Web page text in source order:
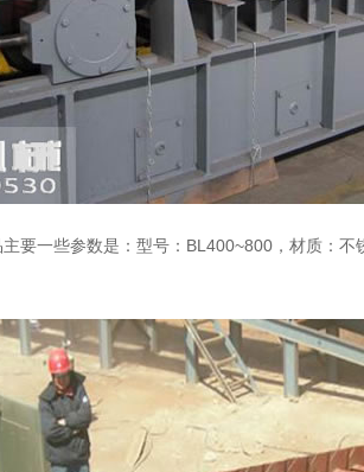
一些参数是：型号：BL400~800，材质：不